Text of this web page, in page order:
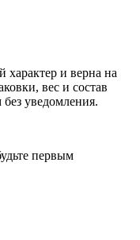
и верна на
вес и состав
уведомления.
первым